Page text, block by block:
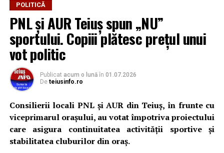
POLITICĂ
PNL și AUR Teiuș spun „NU”
sportului. Copiii plătesc prețul unui
vot politic
Publicat acum o lună în 01.07.2026
De teiusinfo.ro
Consilierii locali PNL și AUR din Teiuș, în frunte cu
viceprimarul orașului, au votat împotriva proiectului
care asigura continuitatea activității sportive și
stabilitatea cluburilor din oraș.